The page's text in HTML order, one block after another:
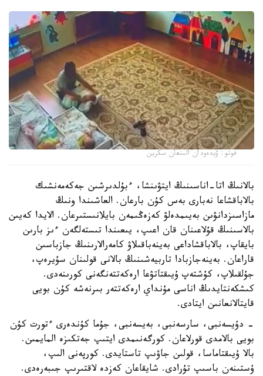
فوتو: ۆيدەودان الىنعان سكرين
بالانىڭ اتا-اناسىنىڭ ايتۋىنشا، ءبۇلدىرشىن جەكەمەنشىك
بالاباقشاعا نەبارى بەس كۇن بارعان. العاشىندا ونىڭ
مازاسىزدانۋىن بەيىمدەلۋ كەزەڭىمەن بايلانىستىرعان. الايدا كەيىن
بالاسىنىڭ قۇلاعىنان قان اعىپ، يىعىندا تىستەلگەن ءىز بارىن
بايقاپ، بالاباقشاداعى بەينەباقىلاۋ كامەرالارىنىڭ جازباسىن
قاراعان. بەينەجازبادا تاربيەشىنىڭ بالانى قولىنان سۇيرەپ،
جۇلقىلاپ، كۇشتەپ ۇيىقتاتۋعا ارەكەتتەنگەنى كورىنەدى.
كىشكەنتايدىڭ اناسى مۇنداي ارەكەتتەر بىرنەشە كۇن بويى
قايتالانعانىن ايتادى.
- دۇيسەنبى، سارسەنبى، بەيسەنبى، جۇما كۇندەرى ءتورت كۇن
بويى بالامدى قورلاعان. كورگەنىمدى ايتىپ جەتكىزە المايمىن.
بالا ۇيىقتاماسا، قولىن جاۋىپ تاستايدى. كورپەنى الىپ،
ۇستىنەن باسىپ تۇرادى. شايقاعان كەزدە لاقتىرىپ جىبەرەدى.